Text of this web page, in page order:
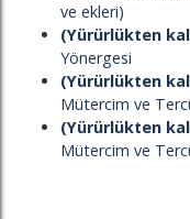
ve ekleri)
(Yürürlükten
Yönergesi
(Yürürlükten
Mütercim ve
(Yürürlükten
Mütercim ve